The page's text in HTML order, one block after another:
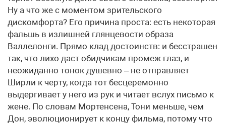
Ну а что же с моментом зрительского
дискомфорта? Его причина проста: есть некоторая
фальшь в излишней глянцевости образа
Валлелонги. Прямо клад достоинств: и бесстрашен
так, что лихо даст обидчикам промеж глаз, и
неожиданно тонок душевно – не отправляет
Ширли к черту, когда тот бесцеремонно
выдергивает у него из рук и читает вслух письмо к
жене. По словам Мортенсена, Тони меньше, чем
Дон, эволюционирует к концу фильма, потому что